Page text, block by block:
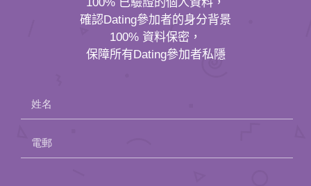
100% 已驗證的個人資料，
確認Dating參加者的身分背景
100% 資料保密，
保障所有Dating參加者私隱
姓名
電郵